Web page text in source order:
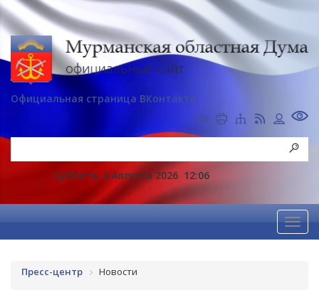
Официальная страница ВКонтакте
Суббота, 8 Августа 2026 12:06
Пресс-центр Новости